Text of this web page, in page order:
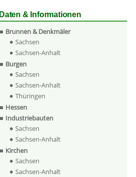
Daten & Informationen
Brunnen & Denkmäler
Sachsen
Sachsen-Anhalt
Burgen
Sachsen
Sachsen-Anhalt
Thüringen
Hessen
Industriebauten
Sachsen
Sachsen-Anhalt
Kirchen
Sachsen
Sachsen-Anhalt